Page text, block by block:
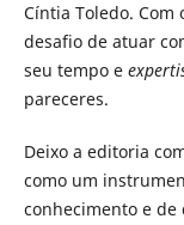
Cíntia Toledo.
desafio de atuar
seu tempo e
pareceres.
Deixo a editoria
como um
conhecimento e